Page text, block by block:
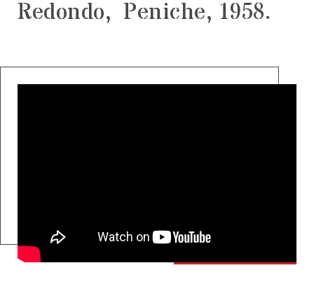
Redondo, Peniche, 1958.